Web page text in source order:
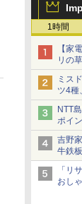
1時間
【家
リの
ミス
ツ4種
NTT
ポイ
吉野
牛鉄
「リ
おし